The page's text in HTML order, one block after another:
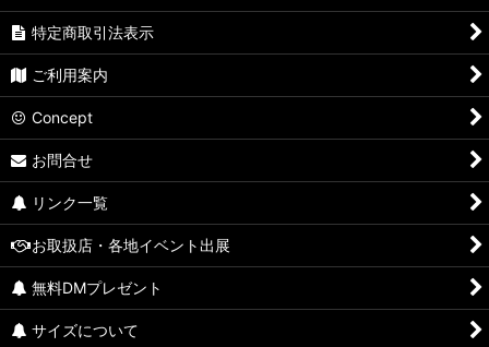
特定商取引法表示
ご利用案内
Concept
お問合せ
リンク一覧
お取扱店・各地イベント出展
無料DMプレゼント
サイズについて